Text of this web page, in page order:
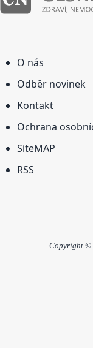
O nás
Odběr novinek
Kontakt
Ochrana
SiteMAP
RSS
Copyright ©